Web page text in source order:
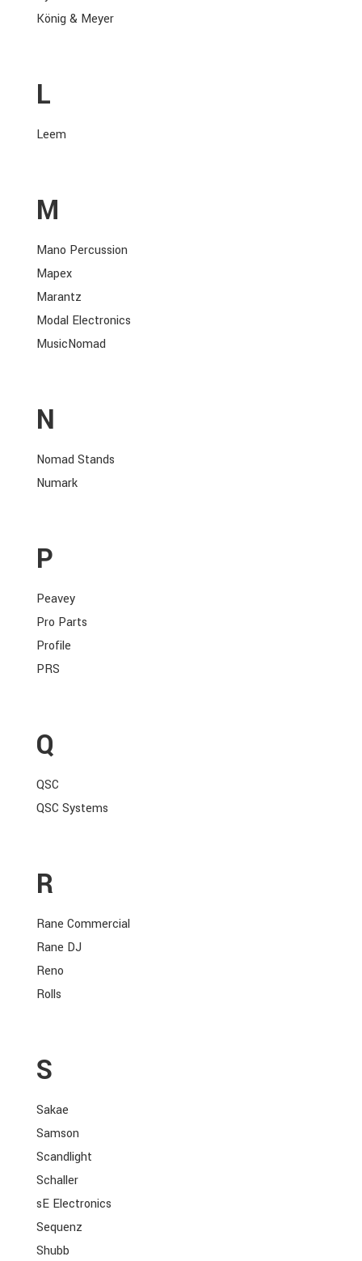
König & Meyer
L
Leem
M
Mano Percussion
Mapex
Marantz
Modal Electronics
MusicNomad
N
Nomad Stands
Numark
P
Peavey
Pro Parts
Profile
PRS
Q
QSC
QSC Systems
R
Rane Commercial
Rane DJ
Reno
Rolls
S
Sakae
Samson
Scandlight
Schaller
sE Electronics
Sequenz
Shubb